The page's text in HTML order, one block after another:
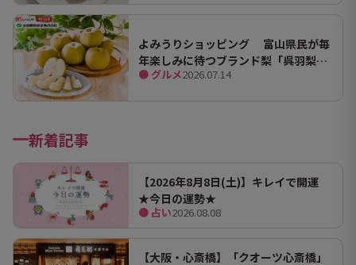
よみうりショッピング 富山県民が毎
年楽しみに待つブランド梨「呉羽梨
（幸水）」限定100箱を特別販売！
● グルメ2026.07.14
新着記事
【2026年8月8日(土)】キレイで開運
★今日の運勢★
● 占い2026.08.08
【大阪・心斎橋】「クオーツ心斎橋」